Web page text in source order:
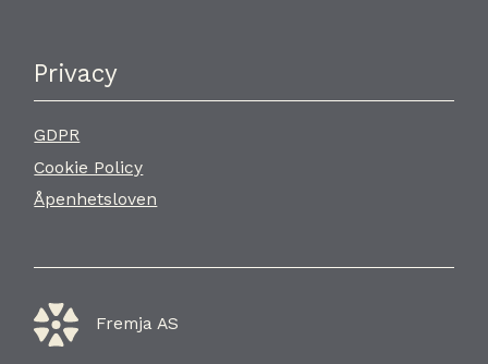
Privacy
GDPR
Cookie Policy
Åpenhetsloven
Fremja AS